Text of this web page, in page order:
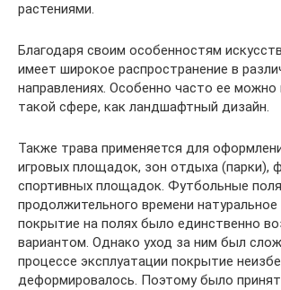
растениями.
Благодаря своим особенностям
имеет широкое распространение в
направлениях. Особенно часто ее можно
такой сфере, как ландшафтный дизайн.
Также трава применяется для
игровых площадок, зон отдыха (парки),
спортивных площадок. Футбольные
продолжительного времени натуральное
покрытие на полях было единственно
вариантом. Однако уход за ним был
процессе эксплуатации покрытие
деформировалось. Поэтому было